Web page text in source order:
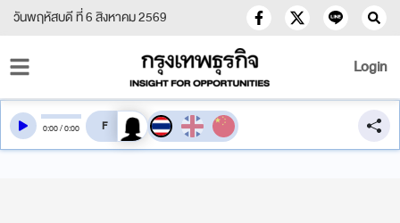
วันพฤหัสบดี ที่ 6 สิงหาคม 2569
Login
0:00/0:00 สลับเสียงอ่าน